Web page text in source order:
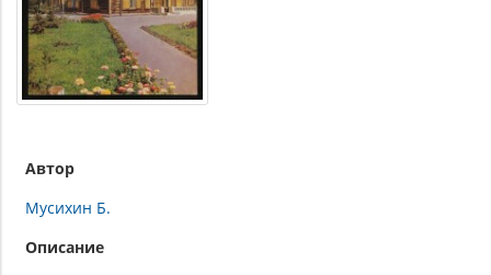
Автор
Мусихин Б.
Описание